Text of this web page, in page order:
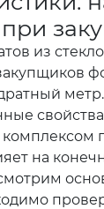
из
на